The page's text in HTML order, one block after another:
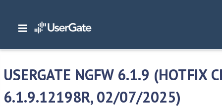
Главная/ Описание версий/UserGate 6.x
6.1.9.12198R, 02/07/2025)
USERGATE NGFW 6.1.9 (HOTFIX
6.1.9.12198R, 02/07/2025)